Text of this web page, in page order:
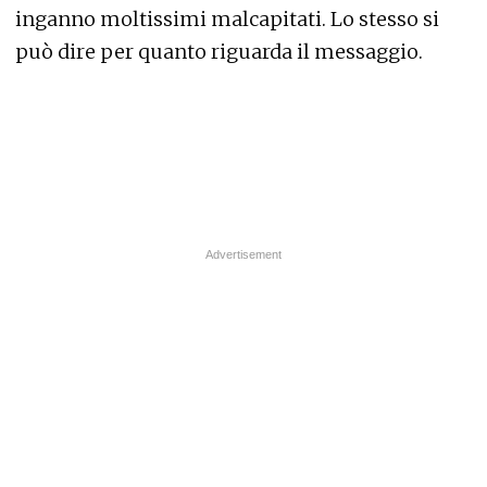
inganno moltissimi malcapitati. Lo stesso si
può dire per quanto riguarda il messaggio.